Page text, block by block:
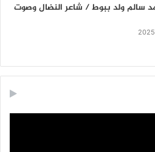
سالم ولد ببوط / شاعر النضال وصوت